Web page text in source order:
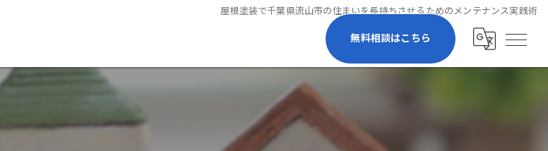
屋根塗装で千葉県流山市の住まいを長持ちさせるためのメンテナンス実践術
無料相談はこちら